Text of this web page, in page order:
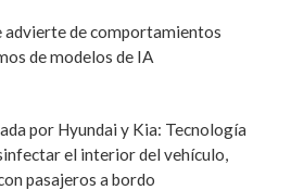
advierte de comportamientos
de modelos de IA
por Hyundai y Kia: Tecnología
el interior del vehículo,
pasajeros a bordo